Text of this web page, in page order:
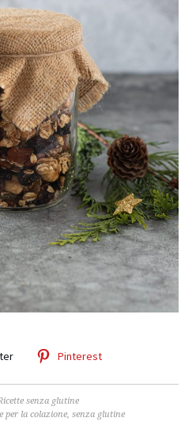
Pinterest
senza glutine
per la colazione ,senza glutine